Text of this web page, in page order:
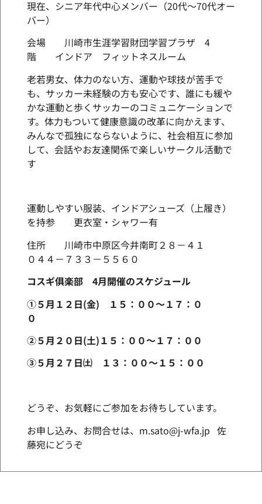
現在、シニア年代中心メンバー（20代～70代オー
バー）
会場 川崎市生涯学習財団学習プラザ 4
階 インドア フィットネスルーム
老若男女、体力のない方、運動や球技が苦手で
も、サッカー未経験の方も安心です、誰にも緩や
かな運動と歩くサッカーのコミュニケーションで
す。体力もついて健康意識の改革に向かえます、
みんなで孤独にならないように、社会相互に参加
して、会話やお友達関係で楽しいサークル活動で
す
運動しやすい服装、インドアシューズ（上履き）
を持参 更衣室・シャワー有
住所 川崎市中原区今井南町２８－４１
０４４－７３３－５５６０
コスギ俱楽部 4月開催のスケジュール
①５月１２日(金) １５：００～１７：０
０
②５月２０日(土)１５：００～１７：００
③５月２７日㈯ １３：００～１５：００
どうぞ、お気軽にご参加をお待ちしています。
お申し込み、お問合せは、m.sato@j-wfa.jp 佐
藤宛にどうぞ